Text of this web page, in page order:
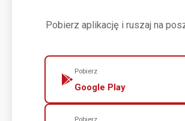
Pobierz aplikację i ruszaj na
Pobierz
Google Play